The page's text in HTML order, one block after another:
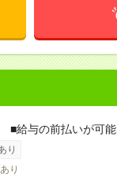
給与の前払いが可能
り
り